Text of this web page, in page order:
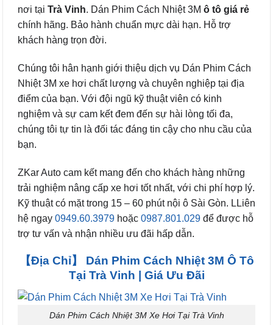
nơi tại Trà Vinh. Dán Phim Cách Nhiệt 3M ô tô giá rẻ
chính hãng. Bảo hành chuẩn mực dài hạn. Hỗ trợ
khách hàng trọn đời.
Chúng tôi hân hạnh giới thiệu dịch vụ Dán Phim Cách
Nhiệt 3M xe hơi chất lượng và chuyên nghiệp tại địa
điểm của bạn. Với đội ngũ kỹ thuật viên có kinh
nghiệm và sự cam kết đem đến sự hài lòng tối đa,
chúng tôi tự tin là đối tác đáng tin cậy cho nhu cầu của
bạn.
ZKar Auto cam kết mang đến cho khách hàng những
trải nghiệm nâng cấp xe hơi tốt nhất, với chi phí hợp lý.
Kỹ thuật có mặt trong 15 – 60 phút nội ô Sài Gòn. LLiên
hệ ngay 0949.60.3979 hoặc 0987.801.029 để được hỗ
trợ tư vấn và nhận nhiều ưu đãi hấp dẫn.
【Địa Chỉ】 Dán Phim Cách Nhiệt 3M Ô Tô
Tại Trà Vinh | Giá Ưu Đãi
Dán Phim Cách Nhiệt 3M Xe Hơi Tại Trà Vinh